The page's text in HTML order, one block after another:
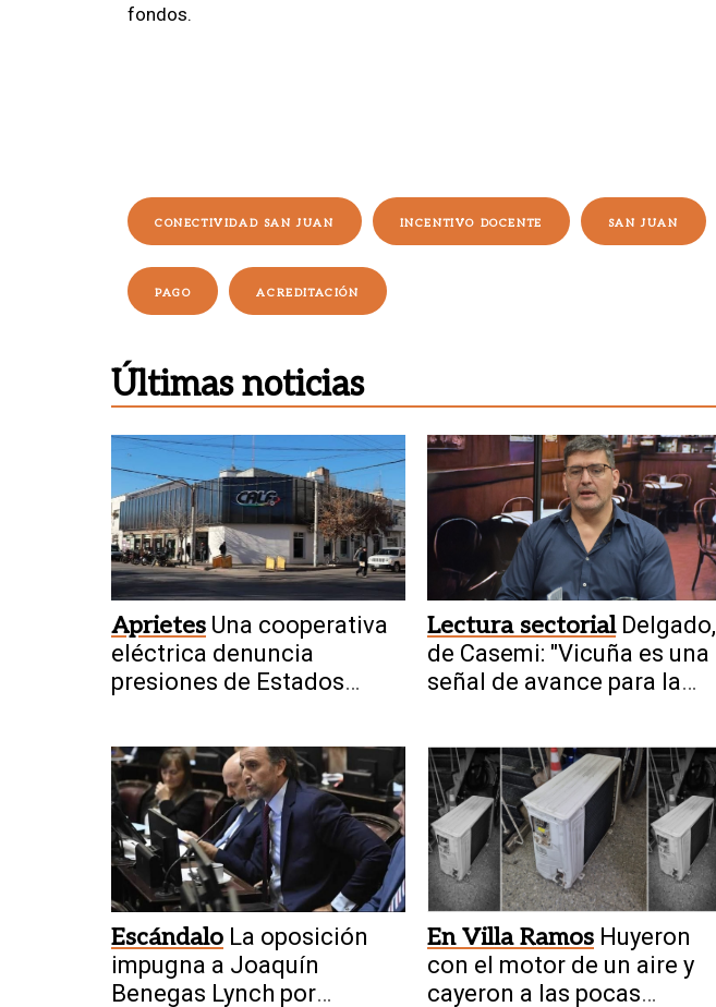
fondos.
CONECTIVIDAD SAN JUAN INCENTIVO DOCENTE SAN JUAN
PAGO ACREDITACIÓN
Últimas noticias
Aprietes Una cooperativa
eléctrica denuncia
presiones de Estados
Lectura sectorial Delgado,
de Casemi: "Vicuña es una
señal de avance para la
Escándalo La oposición
impugna a Joaquín
Benegas Lynch por
En Villa Ramos Huyeron
con el motor de un aire y
cayeron a las pocas